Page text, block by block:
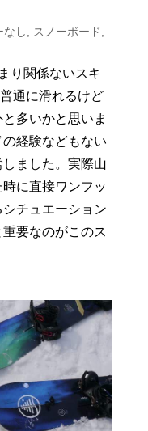
なし スノーボード
り関係ないスキ
通に滑れるけど
多いかと思いま
経験などもない
ました。実際山
に直接ワンフッ
シチュエーション
要なのがこのス